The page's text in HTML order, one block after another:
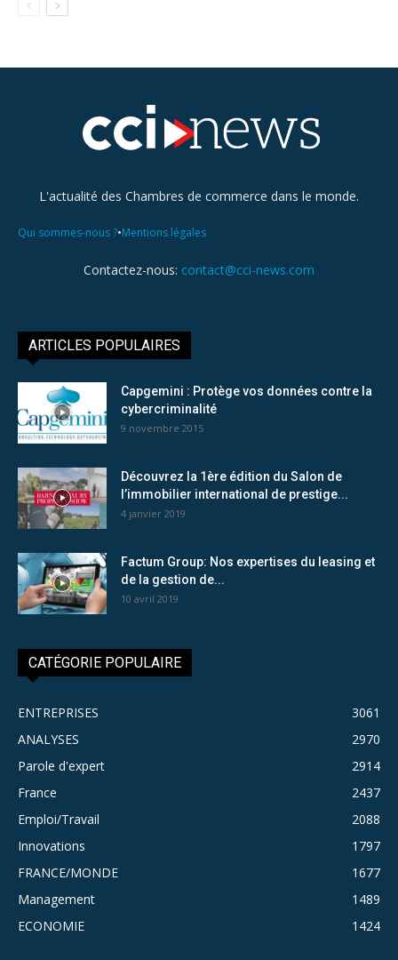
L'actualité des Chambres de commerce dans le monde.
Qui sommes-nous ?•Mentions légales
Contactez-nous: contact@cci-news.com
ARTICLES POPULAIRES
Capgemini : Protège vos données contre la
cybercriminalité
9 novembre 2015
Découvrez la 1ère édition du Salon de
l’immobilier international de prestige...
4 janvier 2019
Factum Group: Nos expertises du leasing et
de la gestion de...
10 avril 2019
CATÉGORIE POPULAIRE
ENTREPRISES
3061
ANALYSES
2970
Parole d'expert
2914
France
2437
Emploi/Travail
2088
Innovations
1797
FRANCE/MONDE
1677
Management
1489
ECONOMIE
1424